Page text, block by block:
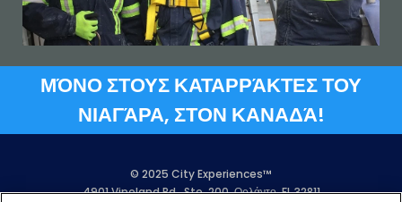
ΜΌΝΟ ΣΤΟΥΣ ΚΑΤΑΡΡΆΚΤΕΣ ΤΟΥ
ΝΙΑΓΆΡΑ, ΣΤΟΝ ΚΑΝΑΔΆ!
© 2025 City Experiences™
4901 Vineland Rd., Ste. 200, Ορλάντο, FL 32811